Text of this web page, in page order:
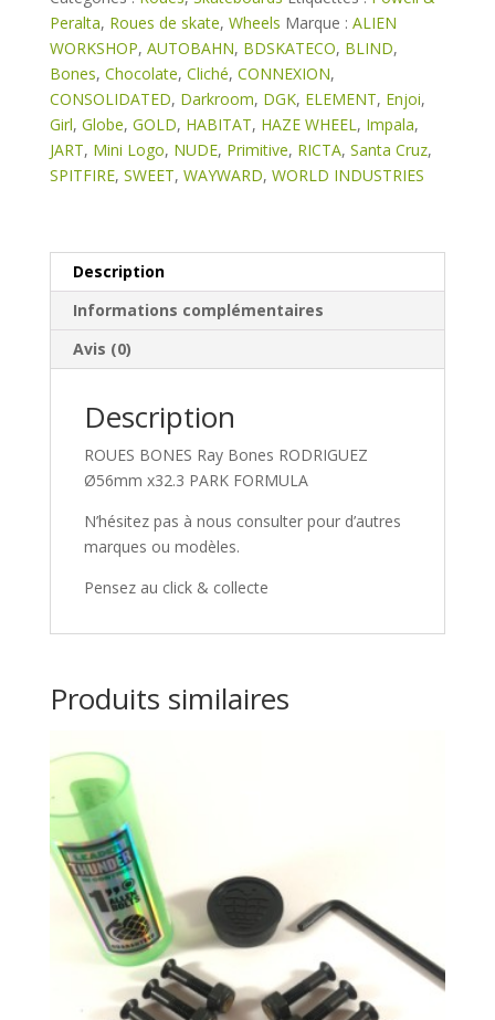
RODRIGUEZ
Ø56mm
PARK
FORMULA
Peralta, Roues de skate, Wheels Marque : ALIEN
WORKSHOP, AUTOBAHN, BDSKATECO, BLIND,
Bones, Chocolate, Cliché, CONNEXION,
CONSOLIDATED, Darkroom, DGK, ELEMENT, Enjoi,
Girl, Globe, GOLD, HABITAT, HAZE WHEEL, Impala,
JART, Mini Logo, NUDE, Primitive, RICTA, Santa Cruz,
SPITFIRE, SWEET, WAYWARD, WORLD INDUSTRIES
Description
Informations complémentaires
Avis (0)
Description
ROUES BONES Ray Bones RODRIGUEZ
Ø56mm x32.3 PARK FORMULA
N’hésitez pas à nous consulter pour d’autres
marques ou modèles.
Pensez au click & collecte
Produits similaires